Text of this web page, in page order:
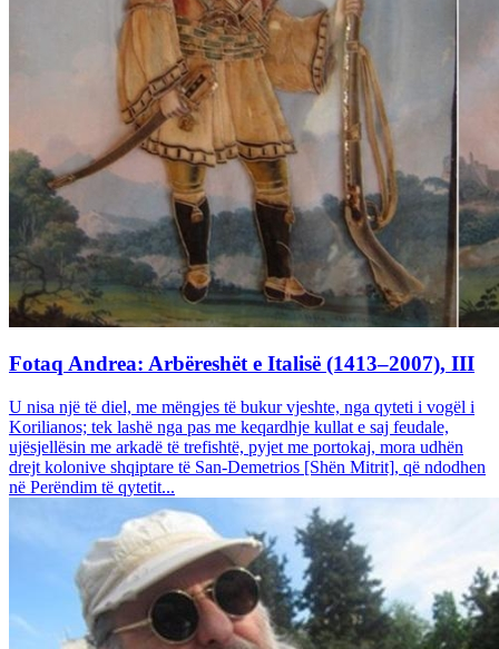
Fotaq Andrea: Arbëreshët e Italisë (1413–2007), III
U nisa një të diel, me mëngjes të bukur vjeshte, nga qyteti i vogël i
Korilianos; tek lashë nga pas me keqardhje kullat e saj feudale,
ujësjellësin me arkadë të trefishtë, pyjet me portokaj, mora udhën
drejt kolonive shqiptare të San-Demetrios [Shën Mitrit], që ndodhen
në Perëndim të qytetit...